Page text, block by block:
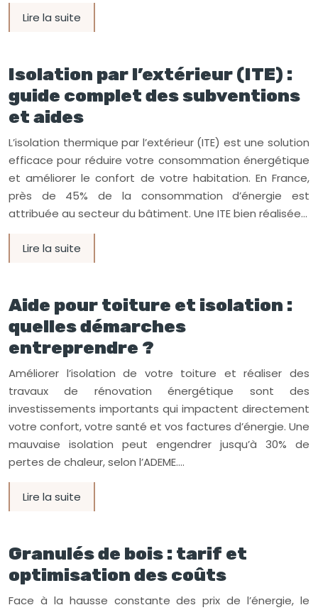
Lire la suite
Isolation par l’extérieur (ITE) :
guide complet des subventions
et aides
L’isolation thermique par l’extérieur (ITE) est une solution
efficace pour réduire votre consommation énergétique
et améliorer le confort de votre habitation. En France,
près de 45% de la consommation d’énergie est
attribuée au secteur du bâtiment. Une ITE bien réalisée…
Lire la suite
Aide pour toiture et isolation :
quelles démarches
entreprendre ?
Améliorer l’isolation de votre toiture et réaliser des
travaux de rénovation énergétique sont des
investissements importants qui impactent directement
votre confort, votre santé et vos factures d’énergie. Une
mauvaise isolation peut engendrer jusqu’à 30% de
pertes de chaleur, selon l’ADEME….
Lire la suite
Granulés de bois : tarif et
optimisation des coûts
Face à la hausse constante des prix de l’énergie, le